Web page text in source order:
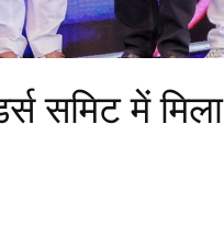
समिट में मिला